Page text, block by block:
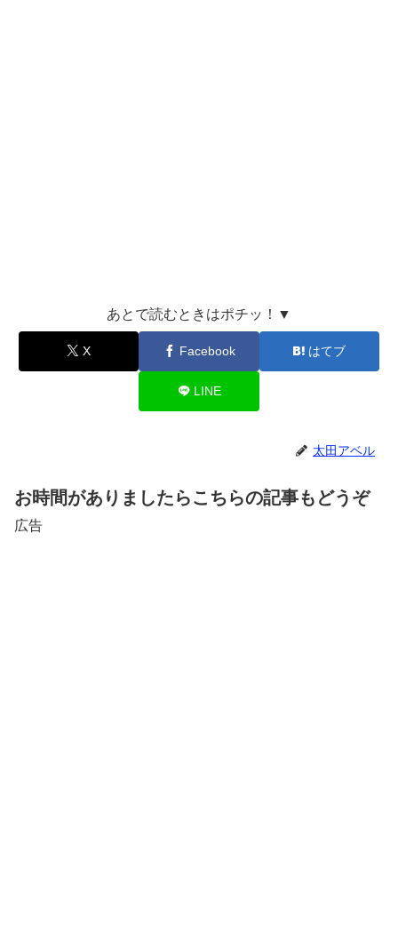
あとで読むときはポチッ！▼
X Facebook はてブ
LINE
太田アベル
お時間がありましたらこちらの記事もどうぞ
広告